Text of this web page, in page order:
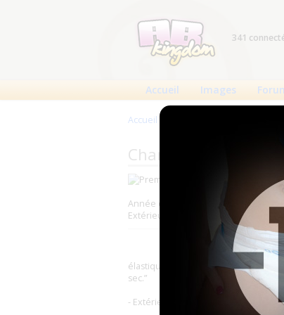
341
Accueil Images
Accueil
Changes complets
Année de production : 2010 (?)
Extérieur : Intissé
élastiques anti-fuites à l’entrejambe
sec.”
- Extérieur en voile doux non-tissé.